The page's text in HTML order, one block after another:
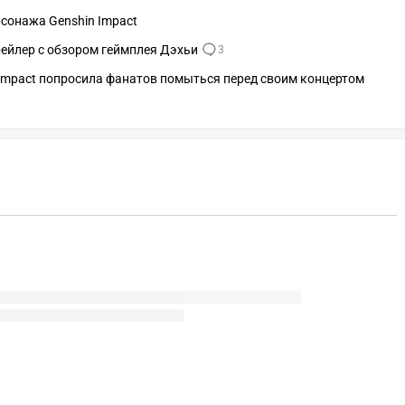
Genshin Impact
с обзором геймплея Дэхьи
3
попросила фанатов помыться перед своим концертом